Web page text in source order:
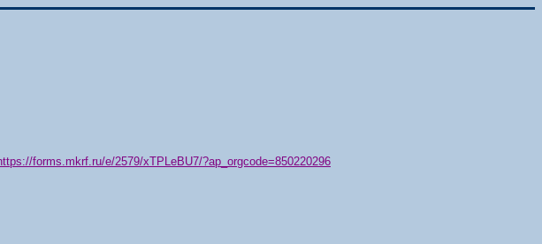
forms.mkrf.ru/e/2579/xTPLeBU7/?ap_orgcode=850220296